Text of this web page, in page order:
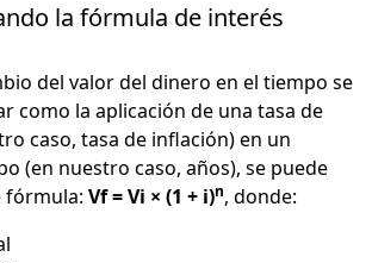
la fórmula de interés
del valor del dinero en el tiempo se
como la aplicación de una tasa de
caso, tasa de inflación) en un
(en nuestro caso, años), se puede
fórmula: Vf = Vi × (1 + i)n, donde: